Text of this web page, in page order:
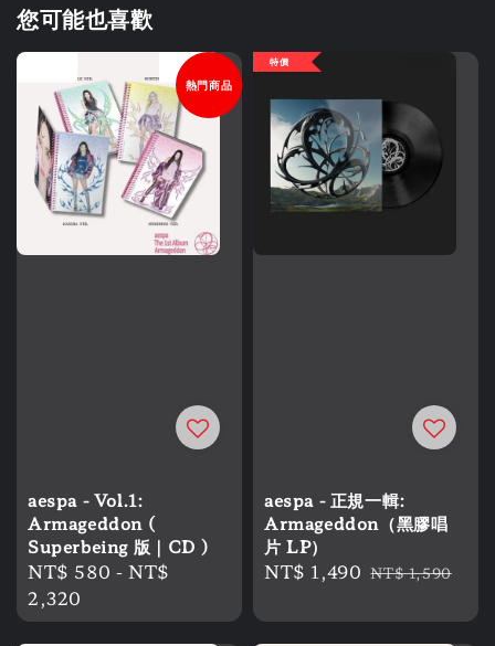
您可能也喜歡
熱門商品
aespa - Vol.1:
Armageddon (
Superbeing 版｜CD )
Regular
price
NT$ 580 -NT$
2,320
特價
aespa - 正規一輯:
Armageddon（黑膠唱
片 LP）
Sale
NT$ 1,490 Regular
NT$ 1,590